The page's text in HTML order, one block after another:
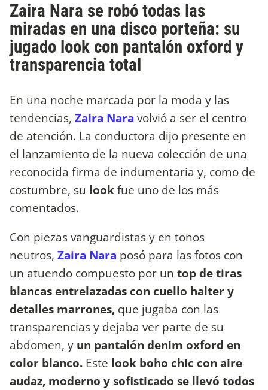
Zaira Nara se robó todas las
miradas en una disco porteña: su
jugado look con pantalón oxford y
transparencia total
En una noche marcada por la moda y las
tendencias, Zaira Nara volvió a ser el centro
de atención. La conductora dijo presente en
el lanzamiento de la nueva colección de una
reconocida firma de indumentaria y, como de
costumbre, su lookfue uno de los más
comentados.
Con piezas vanguardistas y en tonos
neutros, Zaira Nara posó para las fotos con
un atuendo compuesto por un top de tiras
blancas entrelazadas con cuello halter y
detalles marrones, que jugaba con las
transparencias y dejaba ver parte de su
abdomen, y un pantalón denim oxford en
color blanco. Este look boho chic con aire
audaz, moderno y sofisticado se llevó todos